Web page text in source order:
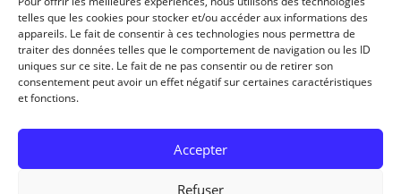
telles que les cookies pour stocker et/ou accéder aux informations des
appareils. Le fait de consentir à ces technologies nous permettra de
traiter des données telles que le comportement de navigation ou les ID
uniques sur ce site. Le fait de ne pas consentir ou de retirer son
consentement peut avoir un effet négatif sur certaines caractéristiques
et fonctions.
Accepter
Refuser
Le programme d’actions définit par le CLUD est mis
en œuvre grâce aux référents douleur nommés au
sein des services de soins.